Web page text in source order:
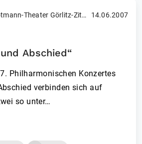
Gerhart Hauptmann-Theater Görlitz-Zittau GmbH 14.06.2007
Abschied“
Philharmonischen Konzertes
verbinden sich auf
so unter…